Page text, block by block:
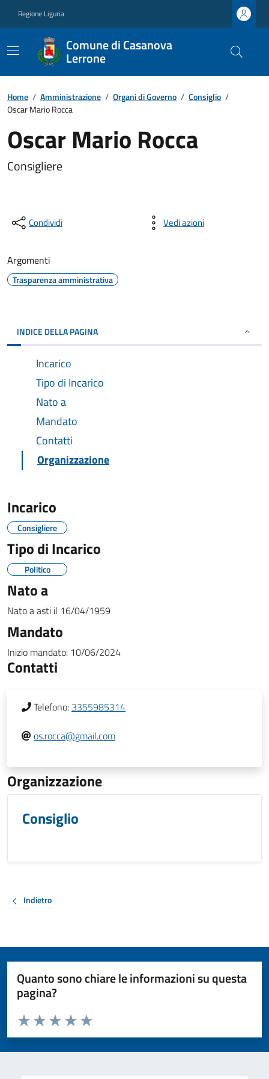
Regione Liguria
Comune di Casanova
Lerrone
Home / Amministrazione / Organi di Governo / Consiglio /
Oscar Mario Rocca
Oscar Mario Rocca
Consigliere
Condividi Vedi azioni
Argomenti
Trasparenza amministrativa
INDICE DELLA PAGINA
Incarico
Tipo di Incarico
Nato a
Mandato
Contatti
Organizzazione
Incarico
Consigliere
Tipo di Incarico
Politico
Nato a
Nato aasti il 16/04/1959
Mandato
Inizio mandato: 10/06/2024
Contatti
Telefono: 3355985314
os.rocca@gmail.com
Organizzazione
Consiglio
Indietro
Quanto sono chiare le informazioni su questa
pagina?
Valuta da 1 a 5 stelle la pagina
Valuta 5 stelle su 5
Valuta 4 stelle su 5
Valuta 3 stelle su 5
Valuta 2 stelle su 5
Valuta 1 stelle su 5